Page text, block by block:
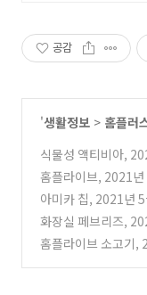
공감
'생활정보 > 홈플러
식물성 액티비아,
퀴즈 정답 (0)
홈플라이브, 2021
즈 정답
(0)
아미카 칩, 2021년
즈 정답
(0)
화장실 페브리즈,
플퀴즈 정답
(0)
홈플라이브 소고기,